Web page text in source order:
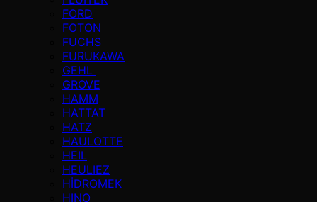
FORD
FOTON
FUCHS
FURUKAWA
GEHL
GROVE
HAMM
HATTAT
HATZ
HAULOTTE
HEIL
HEULIEZ
HİDROMEK
HINO